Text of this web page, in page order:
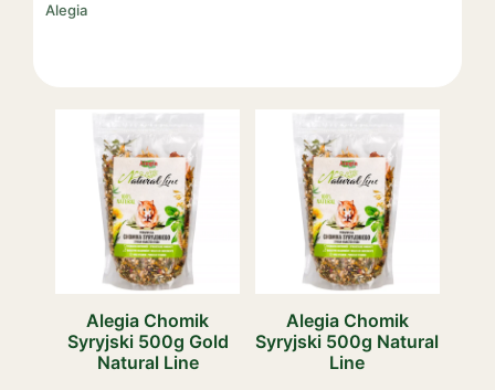
Alegia
Alegia Chomik
Syryjski 500g Gold
Natural Line
Alegia Chomik
Syryjski 500g Natural
Line